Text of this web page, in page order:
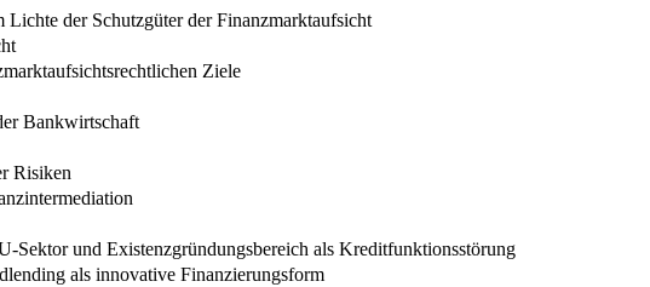
der Schutzgüter der Finanzmarktaufsicht
Ziele
Bankwirtschaft
Risiken
und Existenzgründungsbereich als Kreditfunktionsstörung
als innovative Finanzierungsform